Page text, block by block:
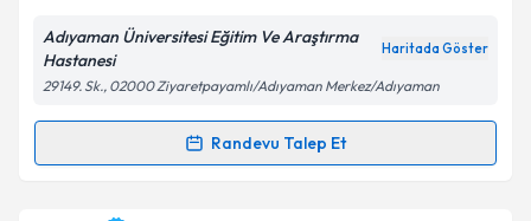
Kişisel verilerimin işlenmesine ilişkinAydınlatma
'ni okudum ve kişisel verilerimin belirtilen
kapsamda işlenmesini kabul ediyorum.
Adıyaman Üniversitesi Eğitim Ve Araştırma
Hastanesi
Haritada Göster
29149. Sk., 02000 Ziyaretpayamlı/Adıyaman Merkez/Adıyaman
Randevu Talep Et
Randevu Takvimi Talebi